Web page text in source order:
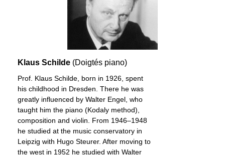
Klaus Schilde (Doigtés piano)
Prof. Klaus Schilde, born in 1926, spent
his childhood in Dresden. There he was
greatly influenced by Walter Engel, who
taught him the piano (Kodaly method),
composition and violin. From 1946–1948
he studied at the music conservatory in
Leipzig with Hugo Steurer. After moving to
the west in 1952 he studied with Walter